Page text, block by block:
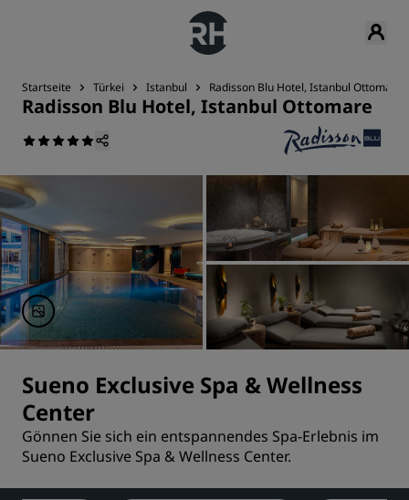
Startseite Türkei Istanbul Radisson Blu Hotel, Istanbul Ottomare
Radisson Blu Hotel, Istanbul Ottomare
Sueno Exclusive Spa & Wellness
Center
Gönnen Sie sich ein entspannendes Spa-Erlebnis im
Sueno Exclusive Spa & Wellness Center.